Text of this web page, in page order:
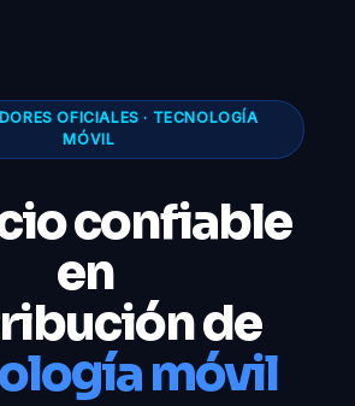
OFICIALES · TECNOLOGÍA
MÓVIL
confiable
en
de
móvil